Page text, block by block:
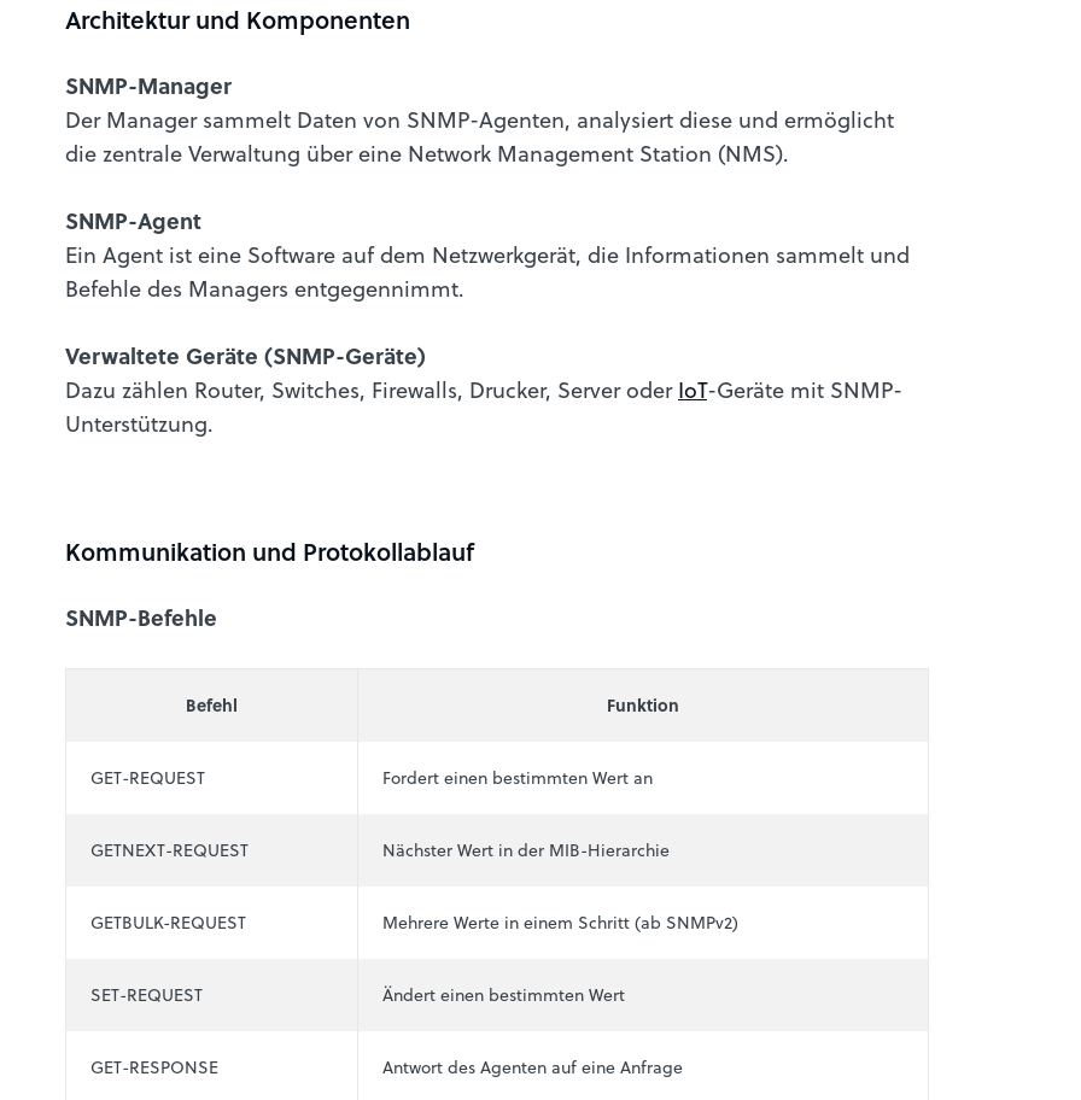
Architektur und Komponenten
SNMP-Manager
Der Manager sammelt Daten von SNMP-Agenten, analysiert diese und ermöglicht
die zentrale Verwaltung über eine Network Management Station (NMS).
SNMP-Agent
Ein Agent ist eine Software auf dem Netzwerkgerät, die Informationen sammelt und
Befehle des Managers entgegennimmt.
Verwaltete Geräte (SNMP-Geräte)
Dazu zählen Router, Switches, Firewalls, Drucker, Server oderIoT-Geräte mit SNMP-
Unterstützung.
Kommunikation und Protokollablauf
SNMP-Befehle
Befehl Funktion
GET-REQUEST Fordert einen bestimmten Wert an
GETNEXT-REQUEST Nächster Wert in der MIB-Hierarchie
GETBULK-REQUEST Mehrere Werte in einem Schritt (ab SNMPv2)
SET-REQUEST Ändert einen bestimmten Wert
GET-RESPONSE Antwort des Agenten auf eine Anfrage